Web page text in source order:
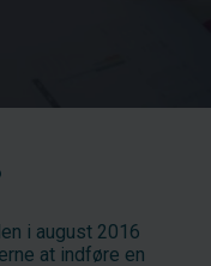
i august 2016
at indføre en